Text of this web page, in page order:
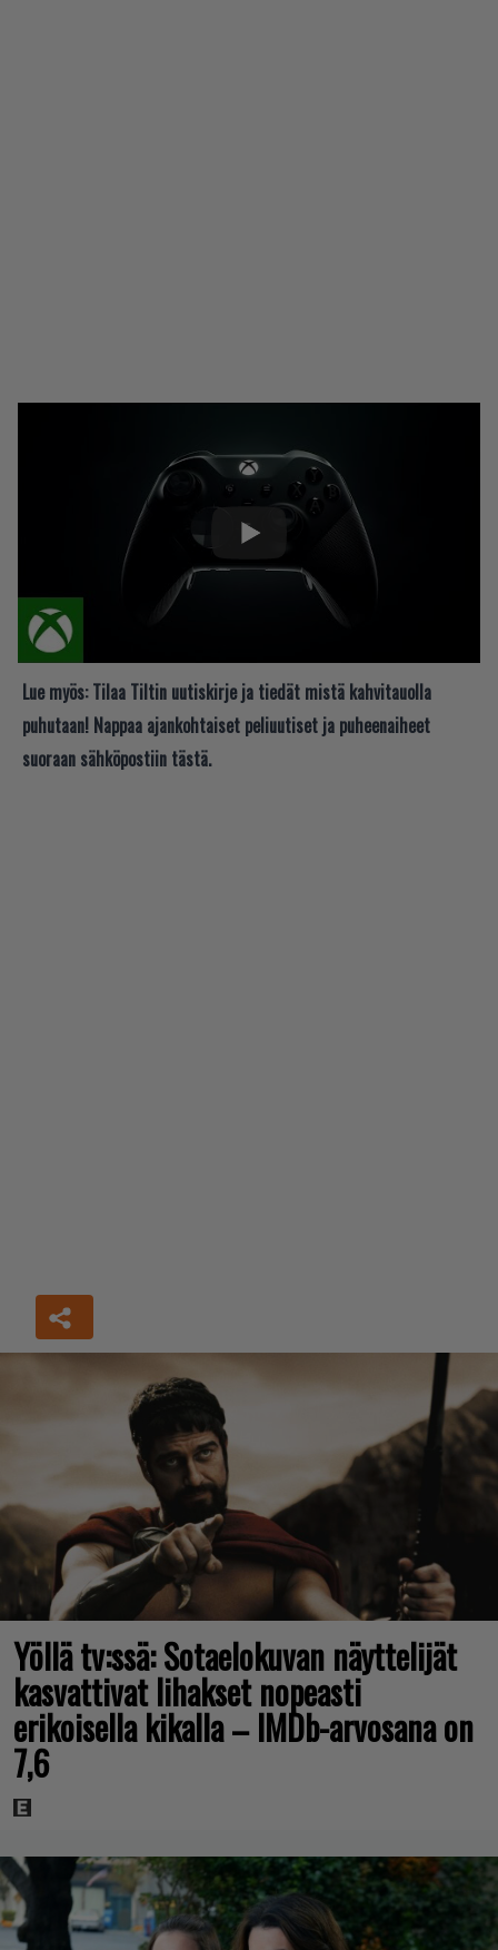
Lue myös: Tilaa Tiltin uutiskirje ja tiedät mistä kahvitauolla
puhutaan! Nappaa ajankohtaiset peliuutiset ja puheenaiheet
suoraan sähköpostiin tästä.
Yöllä tv:ssä: Sotaelokuvan näyttelijät
kasvattivat lihakset nopeasti
erikoisella kikalla – IMDb-arvosana on
7,6